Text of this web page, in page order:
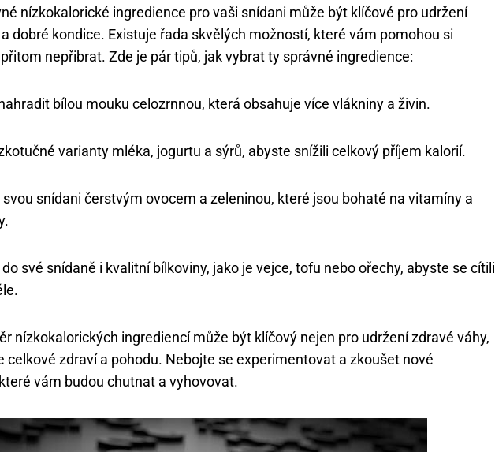
nízkokalorické ingredience pro vaši snídani může být klíčové pro udržení
dobré kondice. Existuje řada skvělých možností, které vám pomohou si
nepřibrat. Zde je pár tipů, jak vybrat ty správné ingredience:
bílou mouku celozrnnou, která obsahuje více vlákniny a živin.
varianty mléka, jogurtu a sýrů, abyste snížili celkový příjem kalorií.
svou snídani čerstvým ovocem a zeleninou, které jsou bohaté na vitamíny a
své snídaně i kvalitní bílkoviny, jako je vejce, tofu nebo ořechy, abyste se cítili
nízkokalorických ingrediencí může být klíčový nejen pro udržení zdravé váhy,
celkové zdraví a pohodu. Nebojte se experimentovat a zkoušet nové
vám budou chutnat a vyhovovat.